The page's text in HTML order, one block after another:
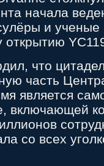
начала
и
открытию
что
часть
является
включающей
со всех